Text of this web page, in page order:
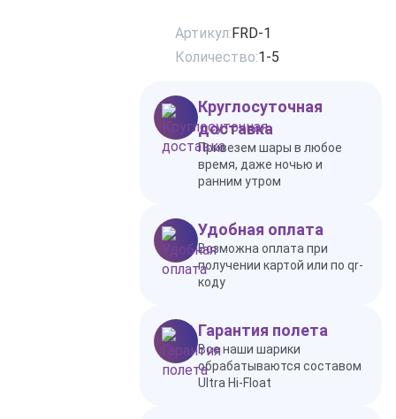
Артикул:FRD-1
Количество:1-5
Круглосуточная
доставка
Привезем шары в любое
время, даже ночью и
ранним утром
Удобная оплата
Возможна оплата при
получении картой или по qr-
коду
Гарантия полета
Все наши шарики
обрабатываются составом
Ultra Hi-Float